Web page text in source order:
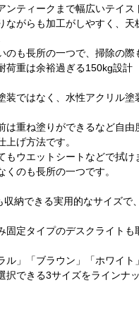
ンティークまで幅広いテイ
ながらも加工がしやすく、
のも長所の一つで、掃除の
荷重は余裕過ぎる150kg設
装ではなく、水性アクリル
は重ね塗りができるなど自
げ方法です。
もウエットシートなどで拭け
くのも長所の一つです。
納できる実用的なサイズ
固定タイプのデスクライト
ル」「ブラウン」「ホワイ
択できる3サイズをラインナ